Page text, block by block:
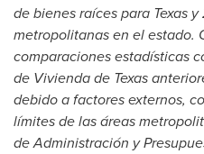
de bienes raíces para Texas
metropolitanas en el estado.
comparaciones estadísticas
de Vivienda de Texas
debido a factores externos,
límites de las áreas
de Administración y